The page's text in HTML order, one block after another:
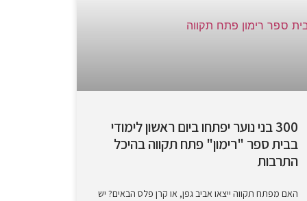
300 בני נוער יפתחו ביום ראשון לימודי
בבית ספר "רימון" פתח תקווה בהיכל
התרבות
האם מפתח תקווה ייצאו אביב גפן, או קרן פלס הבאים? יש